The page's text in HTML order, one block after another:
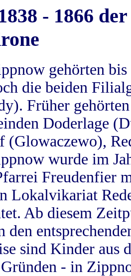
- 1866
gehörten
die beiden
Früher
Doderlage
(Glowaczewo),
wurde im
Freudenfier
Lokalvikariat
Ab diesem
den
sind Kinder aus
- in